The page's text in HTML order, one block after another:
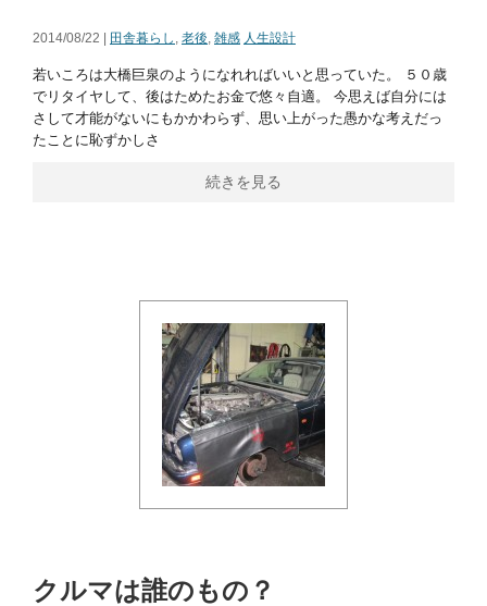
2014/08/22 | 田舎暮らし , 老後, 雑感 人生設計
若いころは大橋巨泉のようになれればいいと思っていた。 ５０歳
でリタイヤして、後はためたお金で悠々自適。 今思えば自分には
さして才能がないにもかかわらず、思い上がった愚かな考えだっ
たことに恥ずかしさ
続きを見る
クルマは誰のもの？